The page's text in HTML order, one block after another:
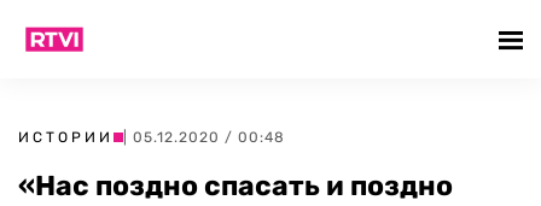
ИСТОРИИ | 05.12.2020 / 00:48
«Нас поздно спасать и поздно